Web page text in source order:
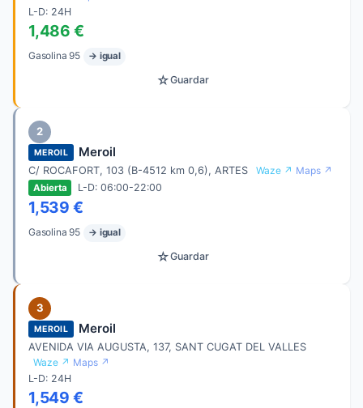
L-D: 24H
1,486 €
Gasolina 95 → igual
☆Guardar
2
MEROIL Meroil
C/ ROCAFORT, 103 (B-4512 km 0,6), ARTES Waze ↗ Maps ↗
Abierta L-D: 06:00-22:00
1,539 €
Gasolina 95 → igual
☆Guardar
3
MEROIL Meroil
AVENIDA VIA AUGUSTA, 137, SANT CUGAT DEL VALLES
Waze ↗ Maps ↗
L-D: 24H
1,549 €